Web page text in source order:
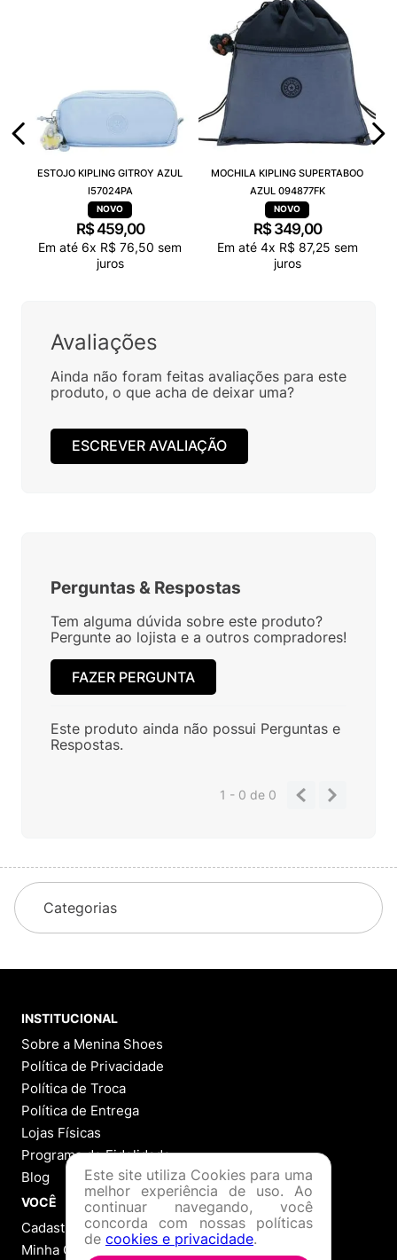
ESTOJO KIPLING GITROY AZUL
I57024PA
R$459,00
Em até 6x R$ 76,50 sem
juros
MOCHILA KIPLING SUPERTABOO
AZUL 094877FK
R$ 349,00
Em até 4x R$ 87,25 sem
juros
Avaliações
Ainda não foram feitas avaliações para este
produto, o que acha de deixar uma?
ESCREVER AVALIAÇÃO
Perguntas & Respostas
Tem alguma dúvida sobre este produto?
Pergunte ao lojista e a outros compradores!
FAZER PERGUNTA
Este produto ainda não possui Perguntas e
Respostas.
1 - 0de 0
Categorias
INSTITUCIONAL
Sobre a Menina Shoes
Política de Privacidade
Política de Troca
Política de Entrega
Lojas Físicas
Programa de Fidelidade
Blog
VOCÊ
Cadastre-se
Minha Conta
Este site utiliza Cookies para uma
melhor experiência de uso. Ao
continuar navegando, você
concorda com nossas políticas
de cookies e privacidade.